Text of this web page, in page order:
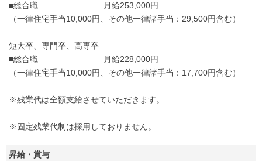
■総合職 月給253,000円
（一律住宅手当10,000円、その他一律諸手当：29,500円含む）
短大卒、専門卒、高専卒
■総合職 月給228,000円
（一律住宅手当10,000円、その他一律諸手当：17,700円含む）
※残業代は全額支給させていただきます。
※固定残業代制は採用しておりません。
昇給・賞与